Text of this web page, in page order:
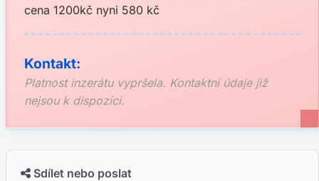
cena 1200kč nyni 580 kč
Kontakt:
Platnost inzerátu vypršela. Kontaktní údaje již
nejsou k dispozici.
Sdílet nebo poslat